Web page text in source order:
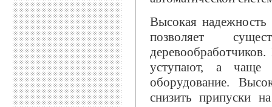
Высокая
позволяет
уступают, а чаще
оборудование.
снизить припуски